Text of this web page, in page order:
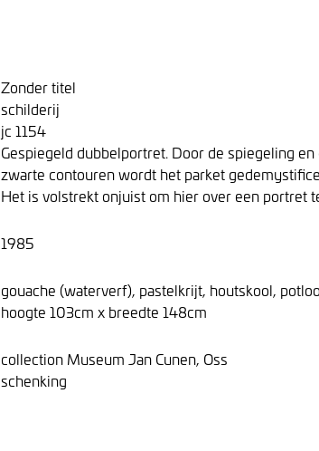
Zonder titel
schilderij
jc 1154
Gespiegeld dubbelportret. Door de spiegeling
zwarte contouren wordt het parket
Het is volstrekt onjuist om hier over een portret
1985
gouache (waterverf), pastelkrijt, houtskool,
hoogte 103cm x breedte 148cm
collection Museum Jan Cunen, Oss
schenking